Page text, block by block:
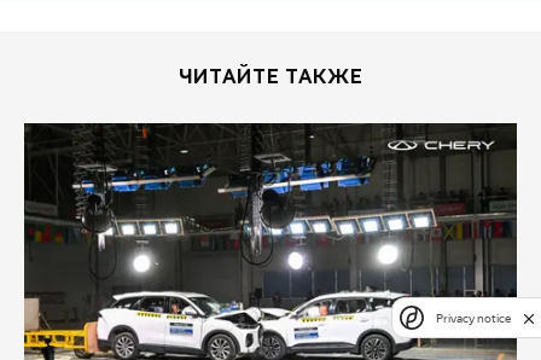
ЧИТАЙТЕ ТАКЖЕ
Privacy notice